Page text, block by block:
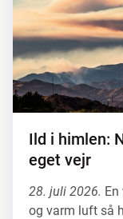
Ild i himlen:
eget vejr
28. juli 2026.
og varm luft så